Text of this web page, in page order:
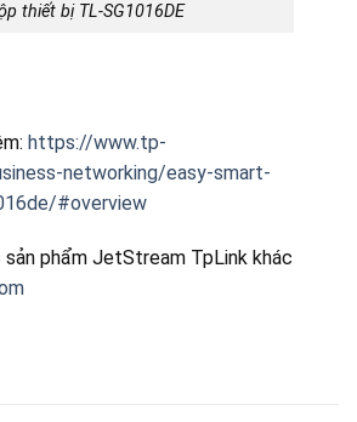
thiết bị TL-SG1016DE
https://www.tp-
networking/easy-smart-
#overview
phẩm JetStream TpLink khác